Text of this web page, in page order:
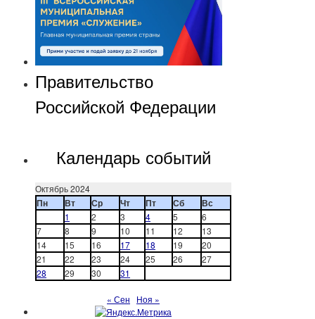
Правительство
Российской Федерации
Календарь событий
Октябрь 2024
Пн Вт Ср Чт Пт Сб Вс
1 2 3 4 5
6
7
8 9 10 11 12
13
14
15 16 17 18 19
20
21
22 23 24 25 26
27
28
29 30 31
« Сен Ноя »